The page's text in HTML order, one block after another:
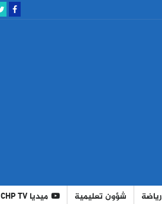
رياضة شؤون تعليمية ميديا CHP TV